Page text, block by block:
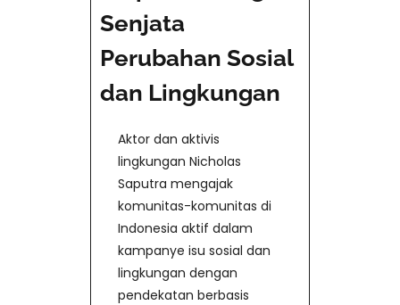
Senjata
Perubahan Sosial
dan Lingkungan
Aktor dan aktivis
lingkungan Nicholas
Saputra mengajak
komunitas-komunitas di
Indonesia aktif dalam
kampanye isu sosial dan
lingkungan dengan
pendekatan berbasis